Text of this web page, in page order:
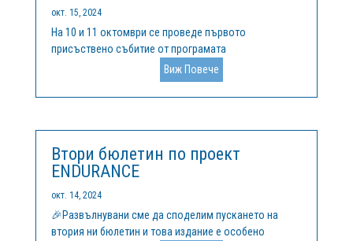
окт. 15, 2024
На 10 и 11 октомври се проведе първото
присъствено събитие от програмата
TRANSFORMATOR, изцяло фокусирано върху
подпомагането на устойчивата трансформация на
участващите 11 организации. По време на
възможността да черпят опит...
Виж Повече
Втори бюлетин по проект
ENDURANCE
окт. 14, 2024
🎉Развълнувани сме да споделим пускането на
втория ни бюлетин и това издание е особено